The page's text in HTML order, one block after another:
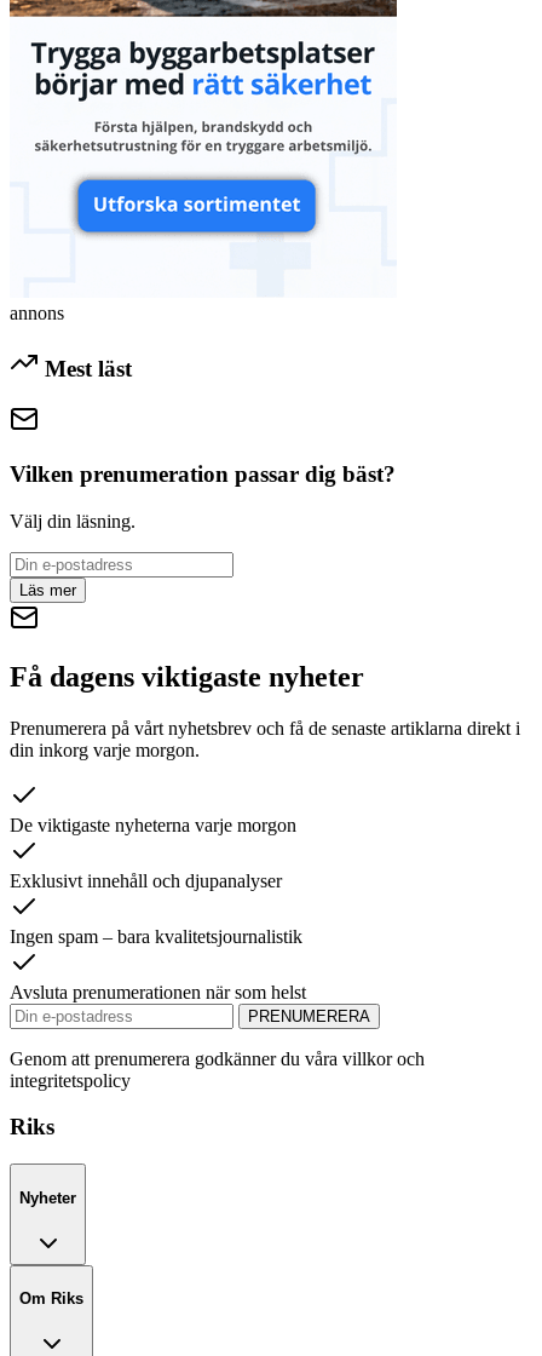
annons
Mest läst
Vilken prenumeration passar dig bäst?
Välj din läsning.
Läs mer
Få dagens viktigaste nyheter
Prenumerera på vårt nyhetsbrev och få de senaste artiklarna direkt i
din inkorg varje morgon.
De viktigaste nyheterna varje morgon
Exklusivt innehåll och djupanalyser
Ingen spam – bara kvalitetsjournalistik
Avsluta prenumerationen när som helst
PRENUMERERA
Genom att prenumerera godkänner du våra villkor och
integritetspolicy
Riks
Nyheter
Om Riks